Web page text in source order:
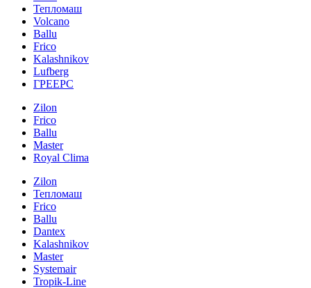
Тепломаш
Volcano
Ballu
Frico
Kalashnikov
Lufberg
ГРЕЕРС
Zilon
Frico
Ballu
Master
Royal Clima
Zilon
Тепломаш
Frico
Ballu
Dantex
Kalashnikov
Master
Systemair
Tropik-Line